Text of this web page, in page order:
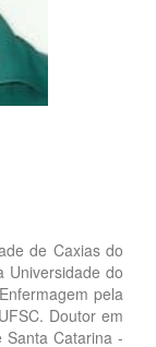
de Caxias do
Universidade do
pela
Doutor em
Santa Catarina -